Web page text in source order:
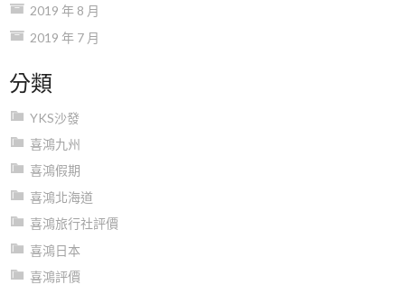
2019 年 8 月
2019 年 7 月
分類
YKS沙發
喜鴻九州
喜鴻假期
喜鴻北海道
喜鴻旅行社評價
喜鴻日本
喜鴻評價